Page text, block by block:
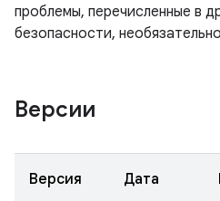
проблемы, перечисленные в
безопасности,
Версии
Версия Дата